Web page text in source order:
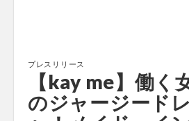
プレスリリース
【kay me】働く
のジャージード